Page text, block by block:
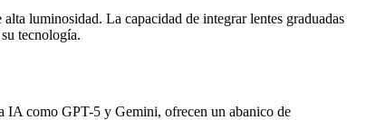
luminosidad. La capacidad de integrar lentes graduadas
tecnología.
IA como GPT-5 y Gemini, ofrecen un abanico de